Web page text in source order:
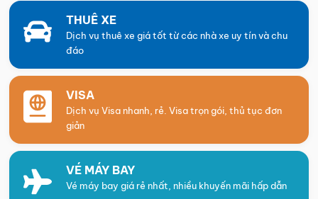
THUÊ XE
Dịch vụ thuê xe giá tốt từ các nhà xe uy tín và chu
đáo
VISA
Dịch vụ Visa nhanh, rẻ. Visa trọn gói, thủ tục đơn
giản
VÉ MÁY BAY
Vé máy bay giá rẻ nhất, nhiều khuyến mãi hấp dẫn